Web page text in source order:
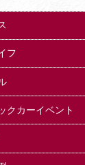
フ
クカーイベント